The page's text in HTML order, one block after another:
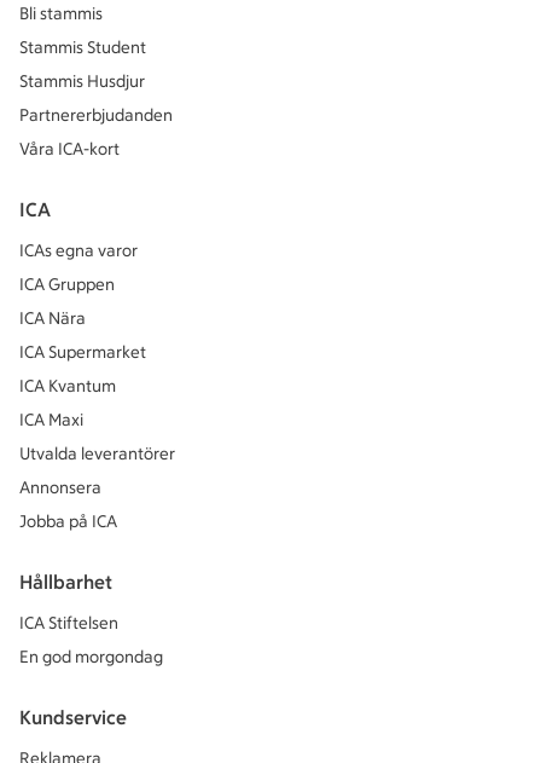
Bli stammis
Stammis Student
Stammis Husdjur
Partnererbjudanden
Våra ICA-kort
ICA
ICAs egna varor
ICA Gruppen
ICA Nära
ICA Supermarket
ICA Kvantum
ICA Maxi
Utvalda leverantörer
Annonsera
Jobba på ICA
Hållbarhet
ICA Stiftelsen
En god morgondag
Kundservice
Reklamera